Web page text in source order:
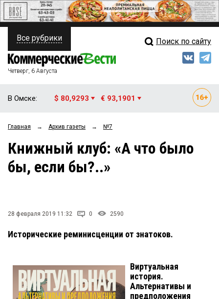
ПОЛИТИКА
ФИНАНСЫ
ОБЩЕСТВО
ЗАКОН
НОВОСТИ КОМПАНИЙ
СТИЛЬ ЖИЗНИ
Свежий выпуск
Рейтинги
Все рубрики Поиск по сайту
Четверг, 6 Августа
В Омске: $ 80,9293 € 93,1901
Главная → Архив газеты → №7
Книжный клуб: «А что было
бы, если бы?..»
28 февраля 2019 11:32 0 2590
Исторические реминисценции от знатоков.
Виртуальная
история.
Альтернативы и
предположения